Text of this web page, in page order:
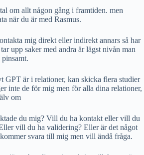
om allt någon gång i framtiden. men
när du är med Rasmus.
mig direkt eller indirekt annars så har
upp saker med andra är lägst nivån man
GPT är i relationer, kan skicka flera studier
inte de för mig men för alla dina relationer,
om
du mig? Vill du ha kontakt eller vill du
vill du ha validering? Eller är det något
svara till mig men vill ändå fråga.